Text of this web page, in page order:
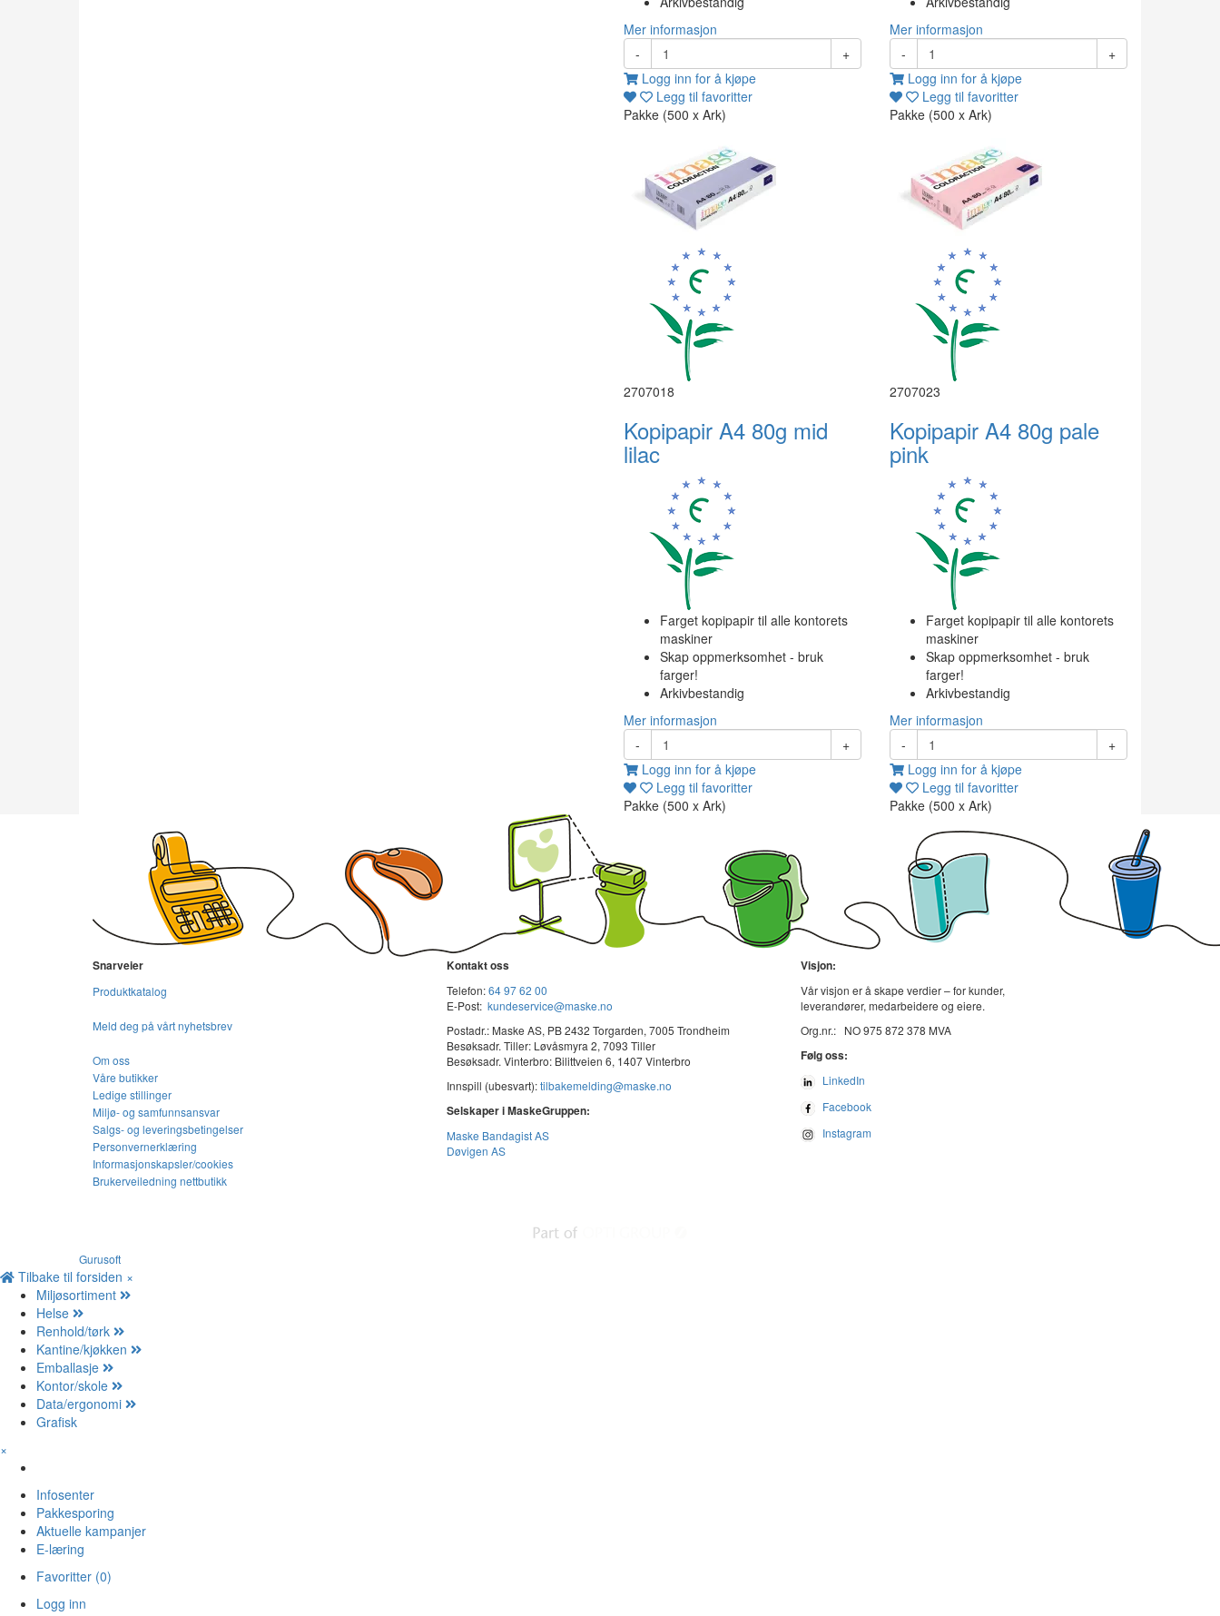
Mer informasjon
-
+
Logg inn for å kjøpe
Legg til favoritter
Pakke (500 x Ark)
Mer informasjon
-
+
Logg inn for å kjøpe
Legg til favoritter
Pakke (500 x Ark)
2707018
Kopipapir A4 80g mid
lilac
Farget kopipapir til alle kontorets
maskiner
Skap oppmerksomhet - bruk
farger!
Arkivbestandig
Mer informasjon
-
+
Logg inn for å kjøpe
Legg til favoritter
Pakke (500 x Ark)
2707023
Kopipapir A4 80g pale
pink
Farget kopipapir til alle kontorets
maskiner
Skap oppmerksomhet - bruk
farger!
Arkivbestandig
Mer informasjon
-
+
Logg inn for å kjøpe
Legg til favoritter
Pakke (500 x Ark)
Snarveier
Produktkatalog
Meld deg på vårt nyhetsbrev
Om oss
Våre butikker
Ledige stillinger
Miljø- og samfunnsansvar
Salgs- og leveringsbetingelser
Personvernerklæring
Informasjonskapsler/cookies
Brukerveiledning nettbutikk
Kontakt oss
Telefon:64 97 62 00
E-Post: kundeservice@maske.no
Postadr.: Maske AS, PB 2432 Torgarden, 7005 Trondheim
Besøksadr. Tiller: Løvåsmyra 2, 7093 Tiller
Besøksadr. Vinterbro: Bilittveien 6, 1407 Vinterbro
Innspill (ubesvart):tilbakemelding@maske.no
Selskaper i MaskeGruppen:
Maske Bandagist AS
Døvigen AS
Visjon:
Vår visjon er å skape verdier – for kunder,
leverandører, medarbeidere og eiere.
Org.nr.: NO 975 872 378 MVA
Følg oss:
LinkedIn
Facebook
Instagram
Gurusoft
Tilbake til forsiden ×
Miljøsortiment
Helse
Renhold/tørk
Kantine/kjøkken
Emballasje
Kontor/skole
Data/ergonomi
Grafisk
×
Infosenter
Pakkesporing
Aktuelle kampanjer
E-læring
Favoritter (0)
Logg inn